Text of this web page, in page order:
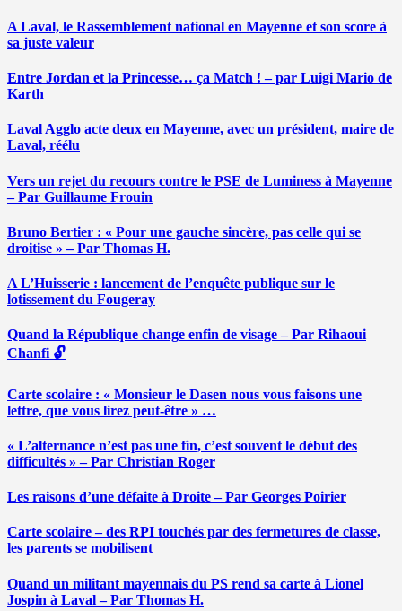
A Laval, le Rassemblement national en Mayenne et son score à
sa juste valeur
Entre Jordan et la Princesse… ça Match ! – par Luigi Mario de
Karth
Laval Agglo acte deux en Mayenne, avec un président, maire de
Laval, réélu
Vers un rejet du recours contre le PSE de Luminess à Mayenne
– Par Guillaume Frouin
Bruno Bertier : « Pour une gauche sincère, pas celle qui se
droitise » – Par Thomas H.
A L’Huisserie : lancement de l’enquête publique sur le
lotissement du Fougeray
Quand la République change enfin de visage – Par Rihaoui
Chanfi 🔓
Carte scolaire : « Monsieur le Dasen nous vous faisons une
lettre, que vous lirez peut-être » …
« L’alternance n’est pas une fin, c’est souvent le début des
difficultés » – Par Christian Roger
Les raisons d’une défaite à Droite – Par Georges Poirier
Carte scolaire – des RPI touchés par des fermetures de classe,
les parents se mobilisent
Quand un militant mayennais du PS rend sa carte à Lionel
Jospin à Laval – Par Thomas H.